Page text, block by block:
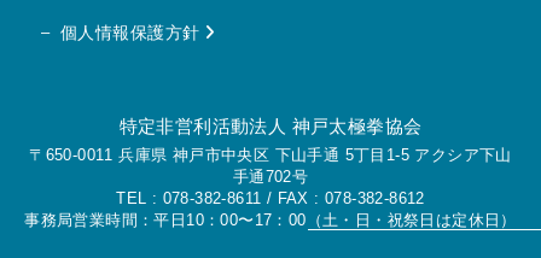
個人情報保護方針
特定非営利活動法人 神戸太極拳協会
〒650-0011 兵庫県 神戸市中央区 下山手通 5丁目1-5 アクシア下山
手通702号
TEL : 078-382-8611 / FAX : 078-382-8612
事務局営業時間：平日10：00〜17：00（土・日・祝祭日は定休日）